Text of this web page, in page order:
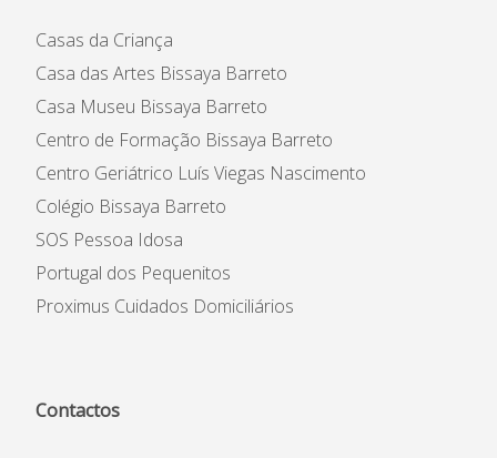
Casas da Criança
Casa das Artes Bissaya Barreto
Casa Museu Bissaya Barreto
Centro de Formação Bissaya Barreto
Centro Geriátrico Luís Viegas Nascimento
Colégio Bissaya Barreto
SOS Pessoa Idosa
Portugal dos Pequenitos
Proximus Cuidados Domiciliários
Contactos